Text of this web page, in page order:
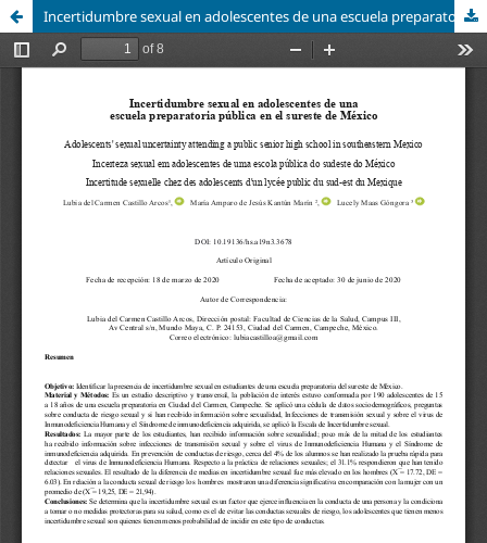
Incertidumbre sexual en adolescentes de una escuela preparatoria pública en el sureste de México